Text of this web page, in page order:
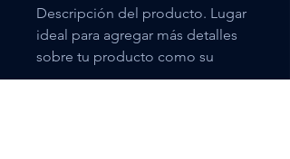
Descripción del producto. Lugar
ideal para agregar más detalles
sobre tu producto como su
tamaño, materiales, instrucciones